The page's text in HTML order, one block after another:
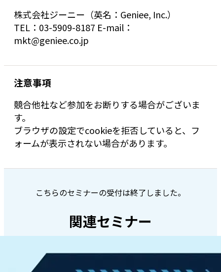
株式会社ジーニー（英名：Geniee, Inc.）
TEL：03-5909-8187 E-mail：
mkt@geniee.co.jp
注意事項
競合他社など参加をお断りする場合がございま
す。
ブラウザの設定でcookieを拒否していると、フ
ォームが表示されない場合があります。
こちらのセミナーの受付は終了しました。
関連セミナー